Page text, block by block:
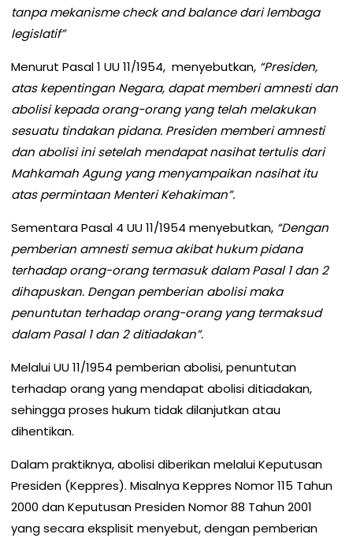
tanpa mekanisme check and balance dari lembaga
legislatif”
Menurut Pasal 1 UU 11/1954, menyebutkan, “Presiden,
atas kepentingan Negara, dapat memberi amnesti dan
abolisi kepada orang-orang yang telah melakukan
sesuatu tindakan pidana. Presiden memberi amnesti
dan abolisi ini setelah mendapat nasihat tertulis dari
Mahkamah Agung yang menyampaikan nasihat itu
atas permintaan Menteri Kehakiman”.
Sementara Pasal 4 UU 11/1954 menyebutkan, “Dengan
pemberian amnesti semua akibat hukum pidana
terhadap orang-orang termasuk dalam Pasal 1 dan 2
dihapuskan. Dengan pemberian abolisi maka
penuntutan terhadap orang-orang yang termaksud
dalam Pasal 1 dan 2 ditiadakan”.
Melalui UU 11/1954 pemberian abolisi, penuntutan
terhadap orang yang mendapat abolisi ditiadakan,
sehingga proses hukum tidak dilanjutkan atau
dihentikan.
Dalam praktiknya, abolisi diberikan melalui Keputusan
Presiden (Keppres). Misalnya Keppres Nomor 115 Tahun
2000 dan Keputusan Presiden Nomor 88 Tahun 2001
yang secara eksplisit menyebut, dengan pemberian